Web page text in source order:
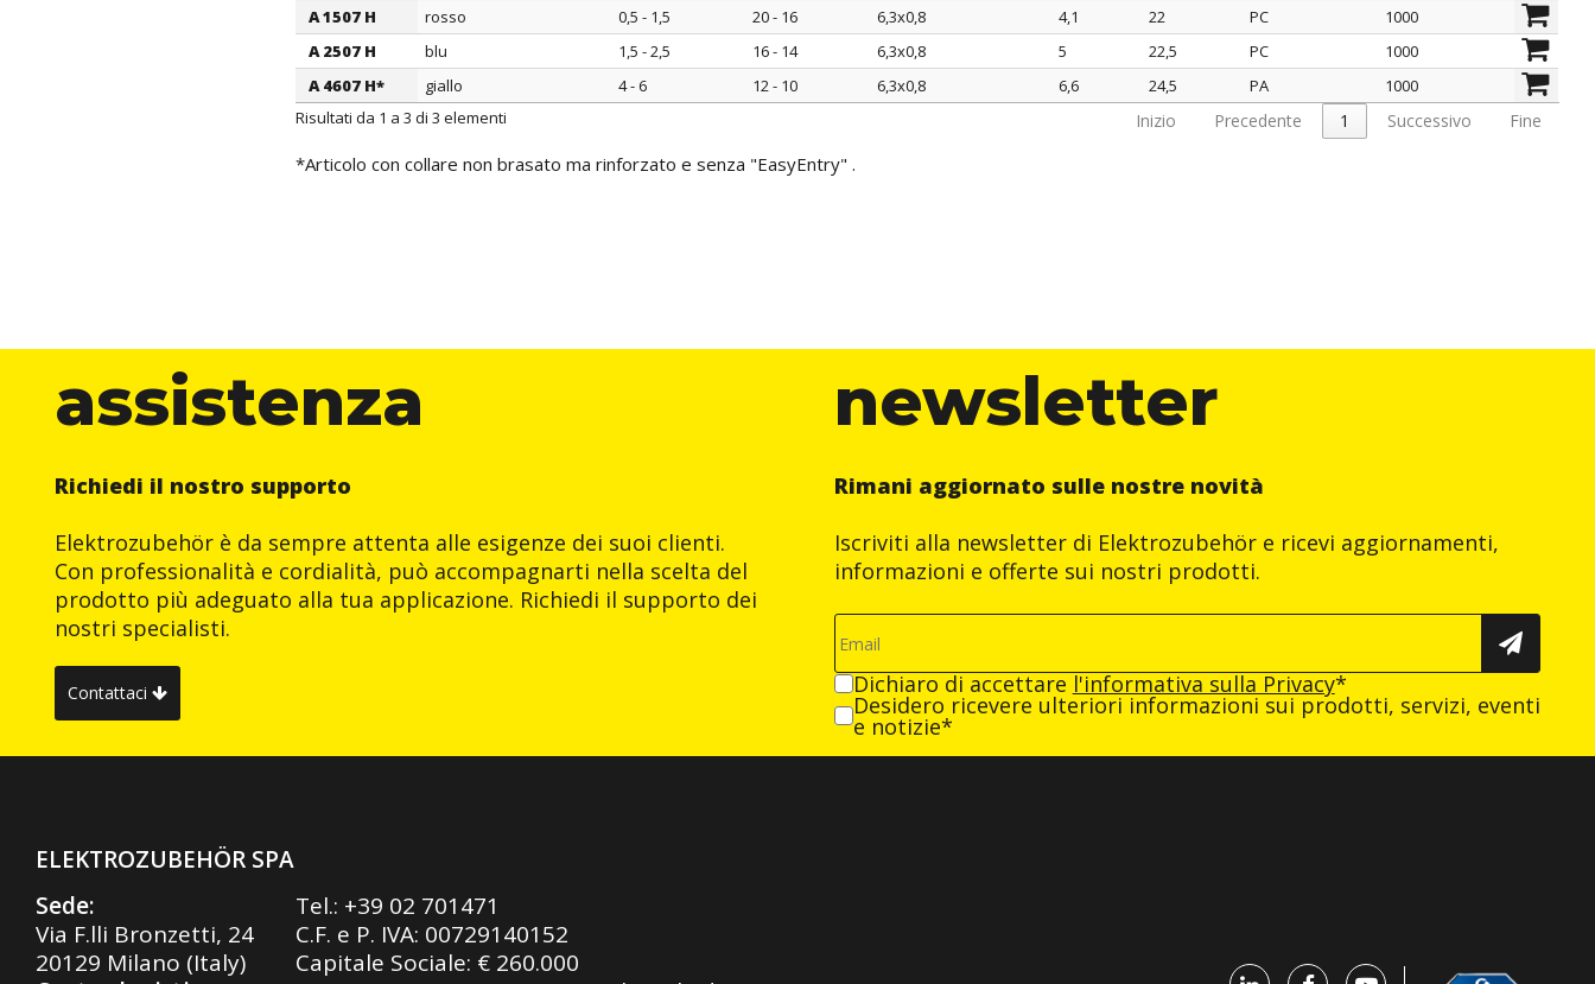
ARTICOLO
colore Isolamento
sezione
mm2
sezione
AWG
linguetta faston
ØA
mm
L
mm
materiale
isolamento
confezione
pz.
A 1507 H rosso 0,5 - 1,5 20 - 16 6,3x0,8 4,1 22 PC
1000
A 2507 H
blu 1,5 - 2,5 16 - 14 6,3x0,8 5 22,5 PC
1000
A 4607 H*
giallo 4 - 6 12 - 10 6,3x0,8 6,6 24,5 PA
1000
Risultati da 1 a 3 di 3 elementi
Inizio Precedente 1 Successivo Fine
*Articolo con collare non brasato ma rinforzato e senza "EasyEntry" .
assistenza
Richiedi il nostro supporto
Elektrozubehör è da sempre attenta alle esigenze dei suoi clienti.
Con professionalità e cordialità, può accompagnarti nella scelta del
prodotto più adeguato alla tua applicazione. Richiedi il supporto dei
nostri specialisti.
Contattaci
newsletter
Rimani aggiornato sulle nostre novità
Iscriviti alla newsletter di Elektrozubehör e ricevi aggiornamenti,
informazioni e offerte sui nostri prodotti.
Dichiaro di accettare l'informativa sulla Privacy*
Desidero ricevere ulteriori informazioni sui prodotti, servizi, eventi
e notizie*
ELEKTROZUBEHÖR SPA
Sede:
Via F.lli Bronzetti, 24
20129 Milano (Italy)
Tel.: +39 02 701471
C.F. e P. IVA: 00729140152
Capitale Sociale: € 260.000